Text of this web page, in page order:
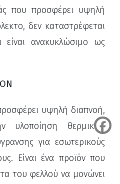
που προσφέρει υψηλή
δεν καταστρέφεται
ανακυκλώσιμο ως
υψηλή διαπνοή,
υλοποίηση θερμικών
για εσωτερικούς
Είναι ένα προϊόν που
του φελλού να μονώνει